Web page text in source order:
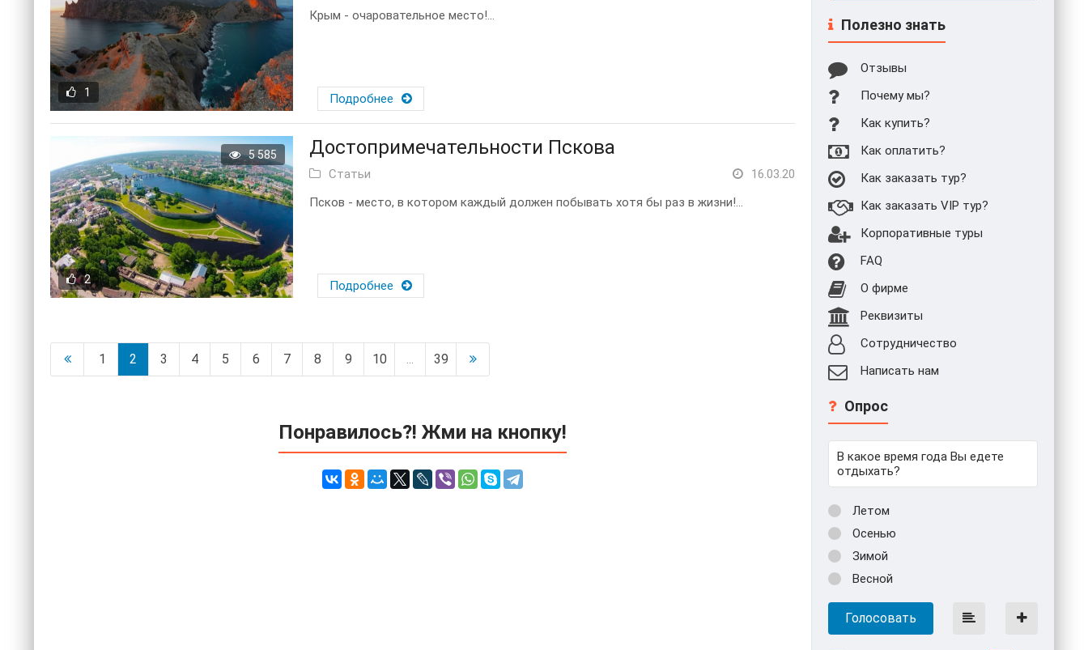
1
Крым - очаровательное место!...
Подробнее
2
5 585 Достопримечательности Пскова
Статьи
16.03.20
Псков - место, в котором каждый должен побывать хотя бы раз в жизни!...
Подробнее
1 2 3 4 5 6 7 8 9 10 ... 39
Понравилось?! Жми на кнопку!
Полезно знать
Отзывы
Почему мы?
Как купить?
Как оплатить?
Как заказать тур?
Как заказать VIP тур?
Корпоративные туры
FAQ
О фирме
Реквизиты
Сотрудничество
Написать нам
Опрос
В какое время года Вы едете
отдыхать?
Летом
Осенью
Зимой
Весной
Голосовать